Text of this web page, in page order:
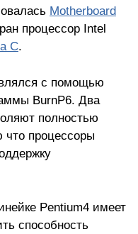
Motherboard
процессор Intel
C.
с помощью
BurnP6. Два
полностью
что процессоры
Pentium4 имеет
способность